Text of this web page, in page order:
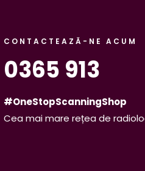
CONTACTEAZĂ-NE ACUM
0365 913
#OneStopScanningShop
Cea mai mare rețea de